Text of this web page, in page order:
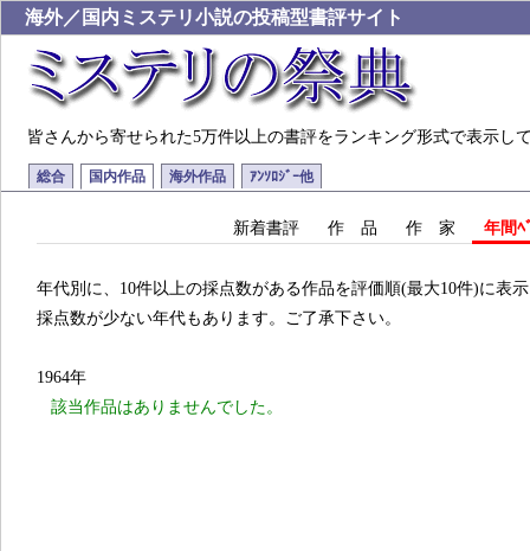
海外／国内ミステリ小説の投稿型書評サイト
皆さんから寄せられた5万件以上の書評をランキング形式で表示し
総合 国内作品 海外作品 ｱﾝｿﾛｼﾞｰ他
新着書評 作 品 作 家 年間ﾍ
年代別に、10件以上の採点数がある作品を評価順(最大10件)に表
採点数が少ない年代もあります。ご了承下さい。
1964年
該当作品はありませんでした。